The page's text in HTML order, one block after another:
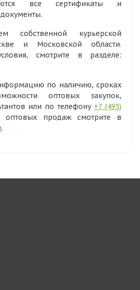
все сертификаты и
собственной курьерской
и Московской области.
смотрите в разделе:
по наличию, сроках
оптовых закупок,
или по телефону +7 (495)
оптовых продаж смотрите в
.